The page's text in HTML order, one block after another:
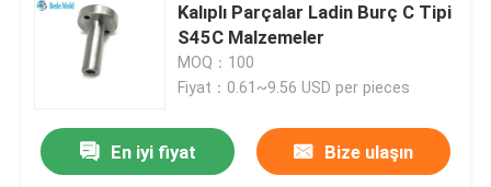
Kalıplı Parçalar Ladin Burç C Tipi
S45C Malzemeler
MOQ：100
Fiyat：0.61~9.56 USD per pieces
En iyi fiyat Bize ulaşın